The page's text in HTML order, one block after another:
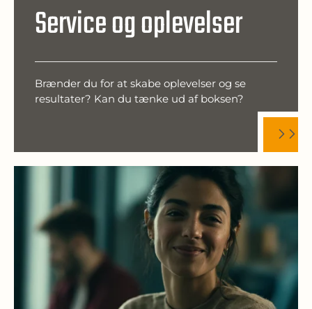
Service og oplevelser
Brænder du for at skabe oplevelser og se
resultater? Kan du tænke ud af boksen?